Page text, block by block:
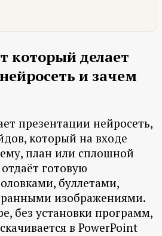
который делает
и зачем
презентации нейросеть,
который на входе
план или сплошной
готовую
буллетами,
изображениями.
без установки программ,
в PowerPoint